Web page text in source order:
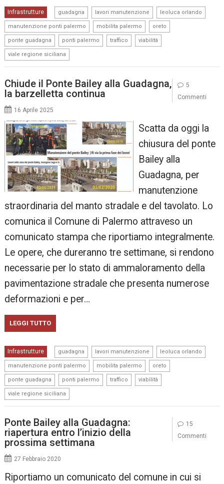
Infrastrutture guadagna lavori manutenzione leoluca orlando
manutenzione ponti palermo mobilita palermo oreto
ponte guadagna ponti palermo traffico viabilità
viale regione siciliana
Chiude il Ponte Bailey alla Guadagna,
la barzelletta continua
16 Aprile 2025
Scatta da oggi la
chiusura del ponte
Bailey alla
Guadagna, per
manutenzione
straordinaria del manto stradale e del tavolato. Lo
comunica il Comune di Palermo attraveso un
comunicato stampa che riportiamo integralmente.
Le opere, che dureranno tre settimane, si rendono
necessarie per lo stato di ammaloramento della
pavimentazione stradale che presenta numerose
deformazioni e per…
LEGGI TUTTO
Infrastrutture guadagna lavori manutenzione leoluca orlando
manutenzione ponti palermo mobilita palermo oreto
ponte guadagna ponti palermo traffico viabilità
viale regione siciliana
5
Commenti
Ponte Bailey alla Guadagna:
riapertura entro l’inizio della
prossima settimana
27 Febbraio 2020
Riportiamo un comunicato del comune in cui si
15
Commenti